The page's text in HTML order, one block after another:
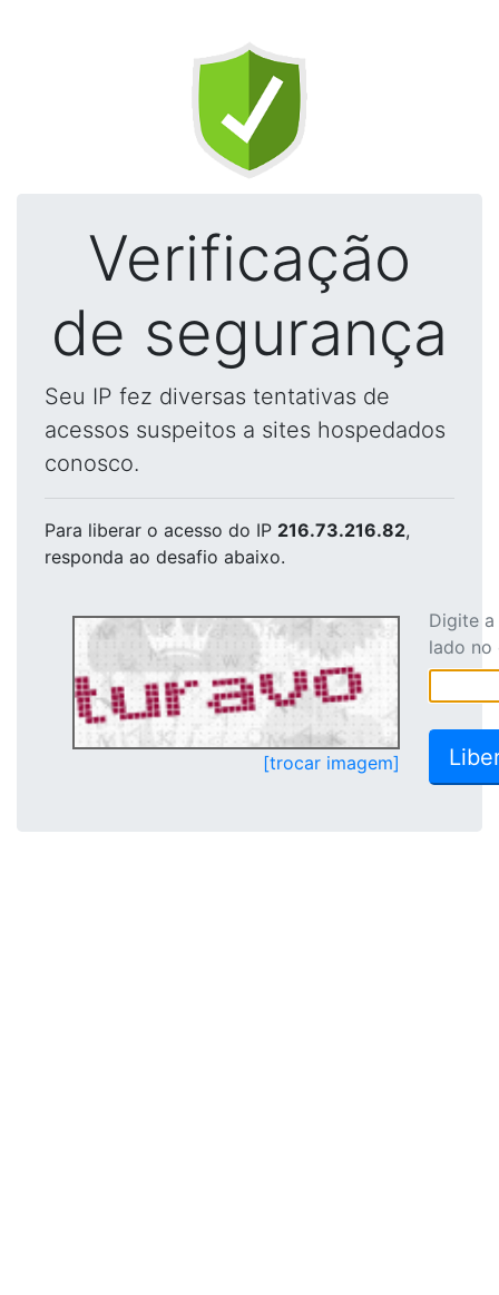
Verificação
de segurança
Seu IP fez diversas tentativas de
acessos suspeitos a sites hospedados
conosco.
Para liberar o acesso do IP 216.73.216.82,
responda ao desafio abaixo.
[trocar imagem]
Digite
lado no